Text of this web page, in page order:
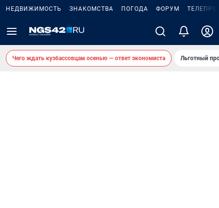
НЕДВИЖИМОСТЬ ЗНАКОМСТВА ПОГОДА ФОРУМ
Чего ждать кузбассовцам осенью — ответ экономиста Льготный